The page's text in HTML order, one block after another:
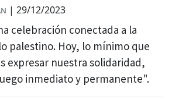
| 29/12/2023
celebración conectada a la
palestino. Hoy, lo mínimo que
expresar nuestra solidaridad,
inmediato y permanente".